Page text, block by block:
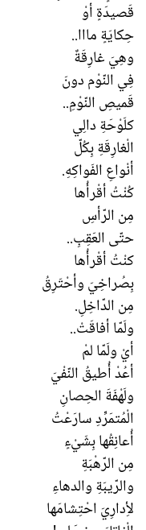
قَصيدَةٍ أوْ
حِكايَةٍ مااا..
وهِيَ غارِقَةٌ
فِي النّوْم دونَ
قَميصِ النّوْمِ..
كلَوْحَةِ دالِي
الْغارِقَةِ بِكُلّ
أنْواعِ الفَواكِهِ.
كُنْتُ أقْرأُها
مِن الرّأسِ
حتّى العَقِبِ..
كنْتُ أقْرأُها
بِصُراخِيَ وأحْتَرِقُ
مِن الدّاخِلِ.
ولَمّا أفاقَتْ..
أيْ ولَمّا لمْ
أعُدْ أُطيقُ النّفْيَ
ولَهْفَةَ الحِصانِ
الْمُتمَرِّدِ سارَعْتُ
أُعانِقُها بِشَيْءٍ
مِن الرّهْبَةِ
والرّيبَةِ والدهاءِ
لأِدارِيَ احْتِشامَها